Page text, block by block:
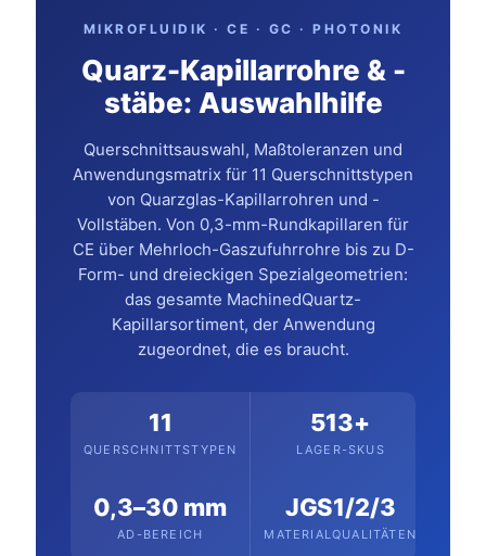
MIKROFLUIDIK · CE · GC · PHOTONIK
Quarz-Kapillarrohre & -
stäbe: Auswahlhilfe
Querschnittsauswahl, Maßtoleranzen und
Anwendungsmatrix für 11 Querschnittstypen
von Quarzglas-Kapillarrohren und -
Vollstäben. Von 0,3-mm-Rundkapillaren für
CE über Mehrloch-Gaszufuhrrohre bis zu D-
Form- und dreieckigen Spezialgeometrien:
das gesamte MachinedQuartz-
Kapillarsortiment, der Anwendung
zugeordnet, die es braucht.
11
QUERSCHNITTSTYPEN
513+
LAGER-SKUS
0,3–30 mm
AD-BEREICH
JGS1/2/3
MATERIALQUALITÄTEN